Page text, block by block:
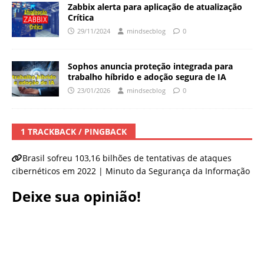
Zabbix alerta para aplicação de atualização
Crítica
29/11/2024 mindsecblog 0
Sophos anuncia proteção integrada para
trabalho híbrido e adoção segura de IA
23/01/2026 mindsecblog 0
1 TRACKBACK / PINGBACK
Brasil sofreu 103,16 bilhões de tentativas de ataques
cibernéticos em 2022 | Minuto da Segurança da Informação
Deixe sua opinião!